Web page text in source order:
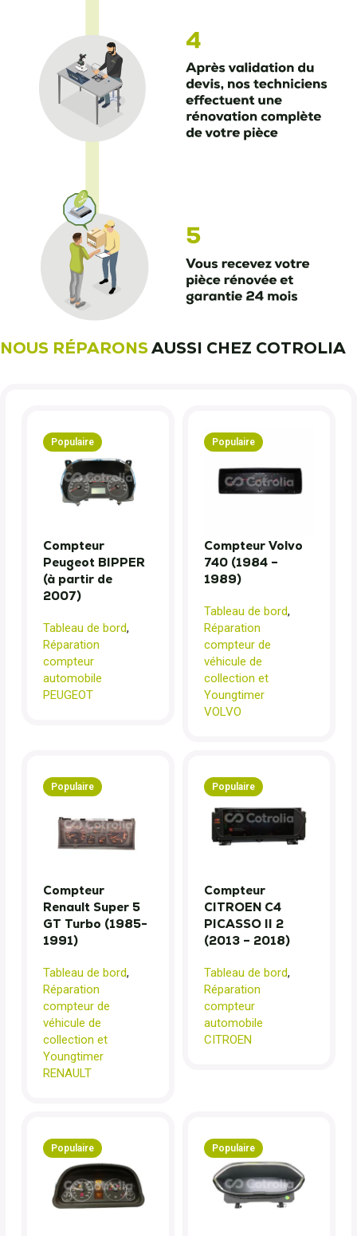
NOUS RÉPARONSAUSSI CHEZ COTROLIA
Populaire
Compteur
Peugeot BIPPER
(à partir de
2007)
Tableau de bord,
Réparation
compteur
automobile
PEUGEOT
Populaire
Compteur Volvo
740 (1984 –
1989)
Tableau de bord,
Réparation
compteur de
véhicule de
collection et
Youngtimer
VOLVO
Populaire
Compteur
Renault Super 5
GT Turbo (1985-
1991)
Tableau de bord,
Réparation
compteur de
véhicule de
collection et
Youngtimer
RENAULT
Populaire
Compteur
CITROEN C4
PICASSO II 2
(2013 – 2018)
Tableau de bord,
Réparation
compteur
automobile
CITROEN
Populaire Populaire